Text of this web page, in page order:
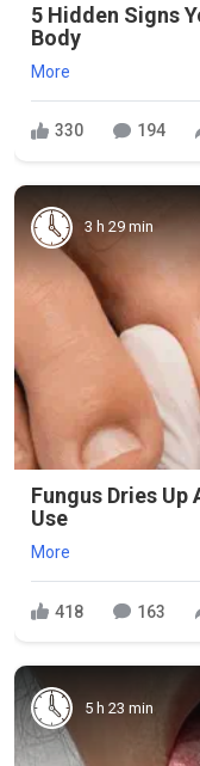
5 Hidden Signs
Body
More
330 194
3 h 29 min
Fungus Dries
Use
More
418 163
5 h 23 min